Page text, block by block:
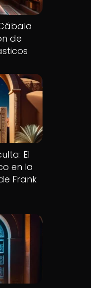
de
El
en la
Frank